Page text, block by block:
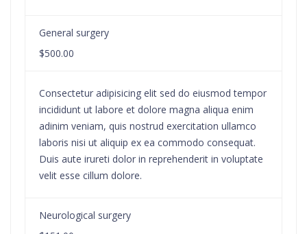
General surgery
$500.00
Consectetur adipisicing elit sed do eiusmod tempor
incididunt ut labore et dolore magna aliqua enim
adinim veniam, quis nostrud exercitation ullamco
laboris nisi ut aliquip ex ea commodo consequat.
Duis aute irureti dolor in reprehenderit in voluptate
velit esse cillum dolore.
Neurological surgery